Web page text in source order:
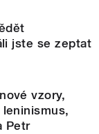
jste se zeptat
vzory,
Petr